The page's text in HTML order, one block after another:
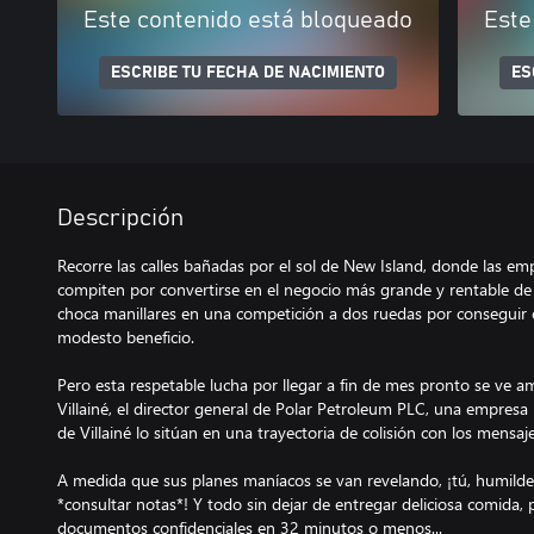
Este contenido está bloqueado
ESCRIBE TU FECHA DE NACIMIENTO
Descripción
Recorre las calles bañadas por el sol de New Island, donde las
compiten por convertirse en el negocio más grande y rentable
choca manillares en una competición a dos ruedas por
modesto beneficio.
Pero esta respetable lucha por llegar a fin de mes pronto se ve
Villainé, el director general de Polar Petroleum PLC, una
de Villainé lo sitúan en una trayectoria de colisión con los
A medida que sus planes maníacos se van revelando, ¡tú,
*consultar notas*! Y todo sin dejar de entregar deliciosa comida,
documentos confidenciales en 32 minutos o menos...